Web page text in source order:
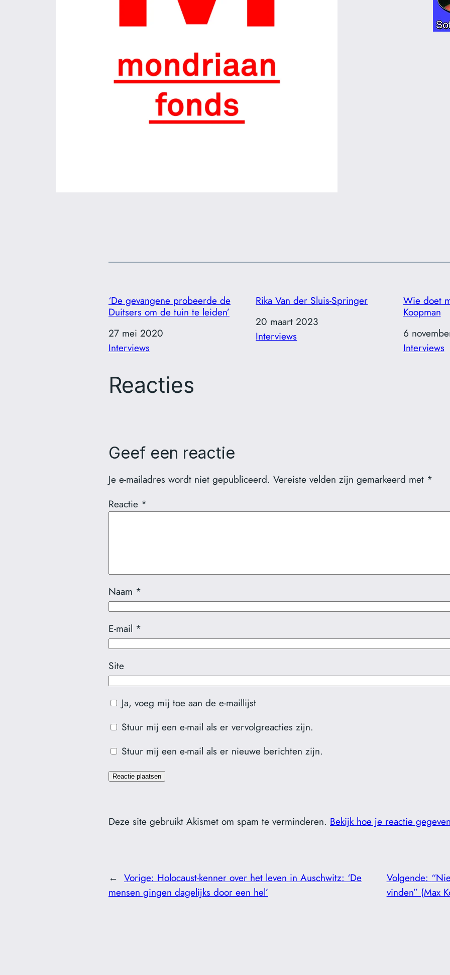
‘De gevangene probeerde de
Duitsers om de tuin te leiden’
Datum
27 mei 2020
In relatie tot
Interviews
Rika Van der Sluis-Springer
Datum
20 maart 2023
In relatie tot
Interviews
Wie doet
Koopman
Datum
6
In relatie tot
Interviews
Reacties
Geef een reactie
Je e-mailadres wordt niet gepubliceerd. Vereiste velden zijn gemarkeerd met *
Reactie *
Naam *
E-mail *
Site
Ja, voeg mij toe aan de e-maillijst
Stuur mij een e-mail als er vervolgreacties zijn.
Stuur mij een e-mail als er nieuwe berichten zijn.
Deze site gebruikt Akismet om spam te verminderen. Bekijk hoe je reactie
← Vorige: Holocaust-kenner over het leven in Auschwitz: ‘De
mensen gingen dagelijks door een hel’
Volgende:
vinden” (Max